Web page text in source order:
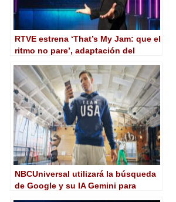
RTVE estrena ‘That’s My Jam: que el
ritmo no pare’, adaptación del
NBCUniversal utilizará la búsqueda
de Google y su IA Gemini para